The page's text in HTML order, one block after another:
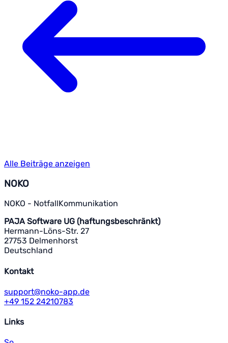
Alle Beiträge anzeigen
NOKO
NOKO - NotfallKommunikation
PAJA Software UG (haftungsbeschränkt)
Hermann-Löns-Str. 27
27753 Delmenhorst
Deutschland
Kontakt
support@noko-app.de
+49 152 24210783
Links